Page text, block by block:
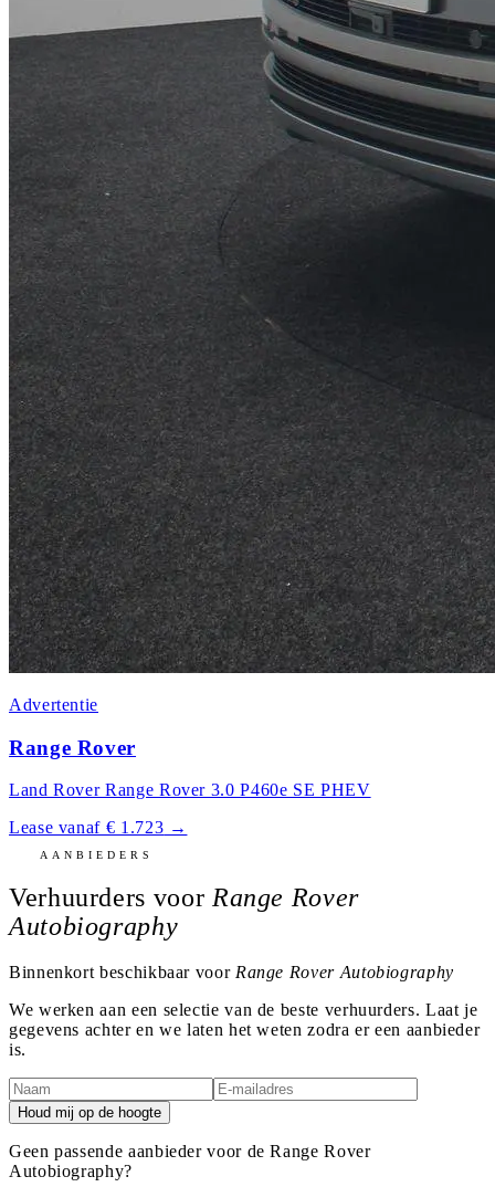
Advertentie
Range Rover
Land Rover Range Rover 3.0 P460e SE PHEV
Lease vanaf € 1.723 →
AANBIEDERS
Verhuurders voor Range Rover
Autobiography
Binnenkort beschikbaar voor Range Rover Autobiography
We werken aan een selectie van de beste verhuurders. Laat je
gegevens achter en we laten het weten zodra er een aanbieder
is.
Houd mij op de hoogte
Geen passende aanbieder voor de Range Rover
Autobiography?